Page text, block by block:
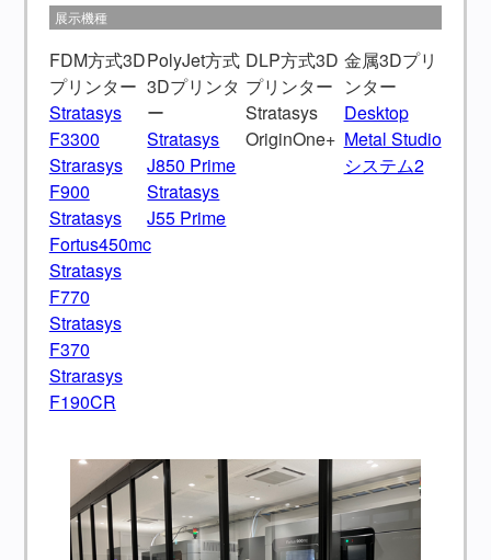
展示機種
FDM方式3D
プリンター
Stratasys
F3300
Strarasys
F900
Stratasys
Fortus450mc
Stratasys
F770
Stratasys
F370
Strarasys
F190CR
PolyJet方式
3Dプリンタ
ー
Stratasys
J850 Prime
Stratasys
J55 Prime
DLP方式3D
プリンター
Stratasys
OriginOne+
金属3Dプリ
ンター
Desktop
Metal Studio
システム2